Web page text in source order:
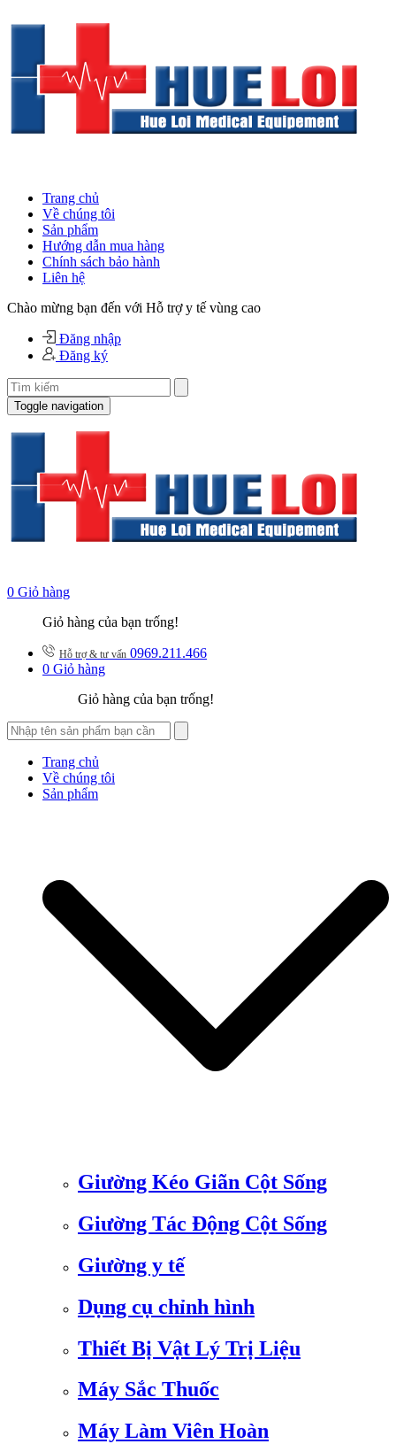
Trang chủ
Về chúng tôi
Sản phẩm
Hướng dẫn mua hàng
Chính sách bảo hành
Liên hệ
Chào mừng bạn đến với Hỗ trợ y tế vùng cao
Đăng nhập
Đăng ký
Toggle navigation
0 Giỏ hàng
Giỏ hàng của bạn trống!
Hỗ trợ & tư vấn 0969.211.466
0 Giỏ hàng
Giỏ hàng của bạn trống!
Trang chủ
Về chúng tôi
Sản phẩm
Giường Kéo Giãn Cột Sống
Giường Tác Động Cột Sống
Giường y tế
Dụng cụ chỉnh hình
Thiết Bị Vật Lý Trị Liệu
Máy Sắc Thuốc
Máy Làm Viên Hoàn